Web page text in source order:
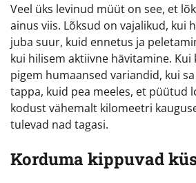
Veel üks levinud müüt on see, et
ainus viis. Lõksud on vajalikud, kui
juba suur, kuid ennetus ja
kui hilisem aktiivne hävitamine. Kui
pigem humaansed variandid, kui
tappa, kuid pea meeles, et püütud
kodust vähemalt kilomeetri
tulevad nad tagasi.
Korduma kippuvad